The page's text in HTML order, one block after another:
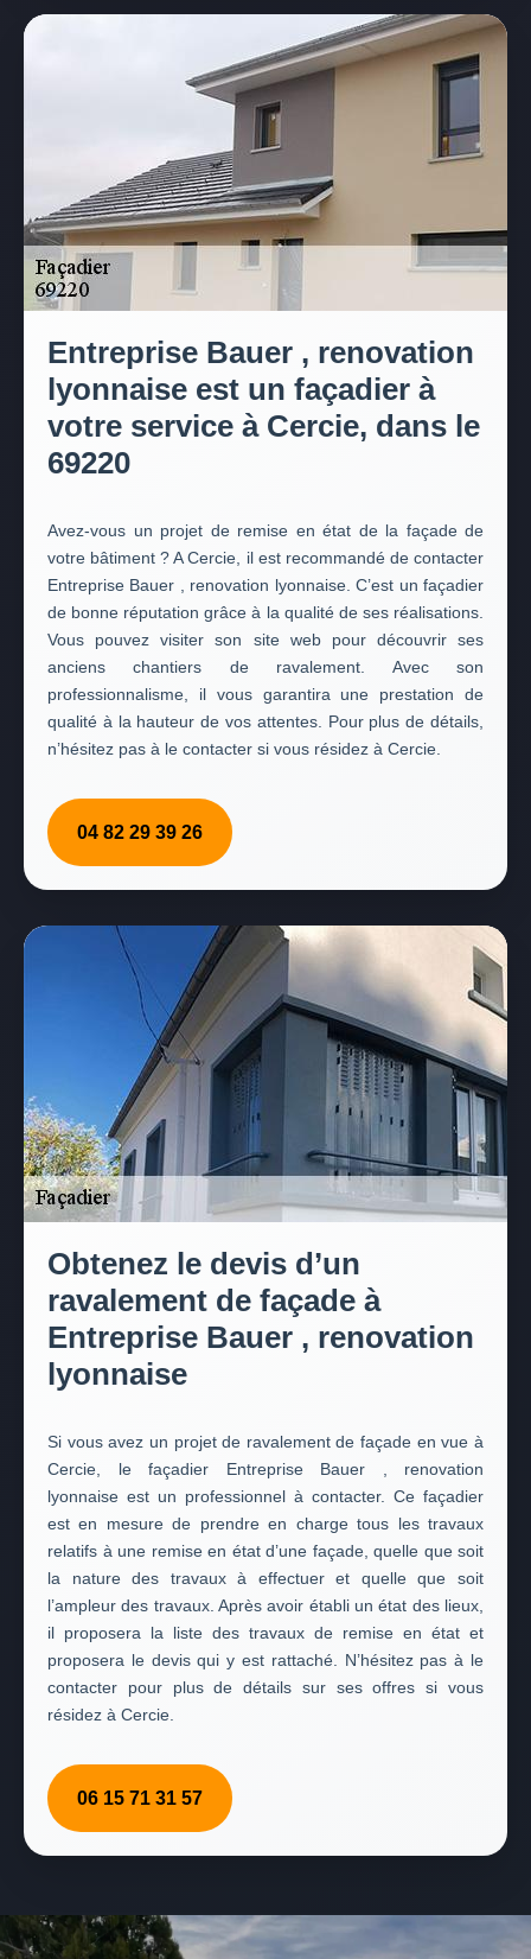
Entreprise Bauer , renovation
lyonnaise est un façadier à
votre service à Cercie, dans le
69220
Avez-vous un projet de remise en état de la façade de
votre bâtiment ? A Cercie, il est recommandé de contacter
Entreprise Bauer , renovation lyonnaise. C’est un façadier
de bonne réputation grâce à la qualité de ses réalisations.
Vous pouvez visiter son site web pour découvrir ses
anciens chantiers de ravalement. Avec son
professionnalisme, il vous garantira une prestation de
qualité à la hauteur de vos attentes. Pour plus de détails,
n’hésitez pas à le contacter si vous résidez à Cercie.
04 82 29 39 26
Obtenez le devis d’un
ravalement de façade à
Entreprise Bauer , renovation
lyonnaise
Si vous avez un projet de ravalement de façade en vue à
Cercie, le façadier Entreprise Bauer , renovation
lyonnaise est un professionnel à contacter. Ce façadier
est en mesure de prendre en charge tous les travaux
relatifs à une remise en état d’une façade, quelle que soit
la nature des travaux à effectuer et quelle que soit
l’ampleur des travaux. Après avoir établi un état des lieux,
il proposera la liste des travaux de remise en état et
proposera le devis qui y est rattaché. N’hésitez pas à le
contacter pour plus de détails sur ses offres si vous
résidez à Cercie.
06 15 71 31 57